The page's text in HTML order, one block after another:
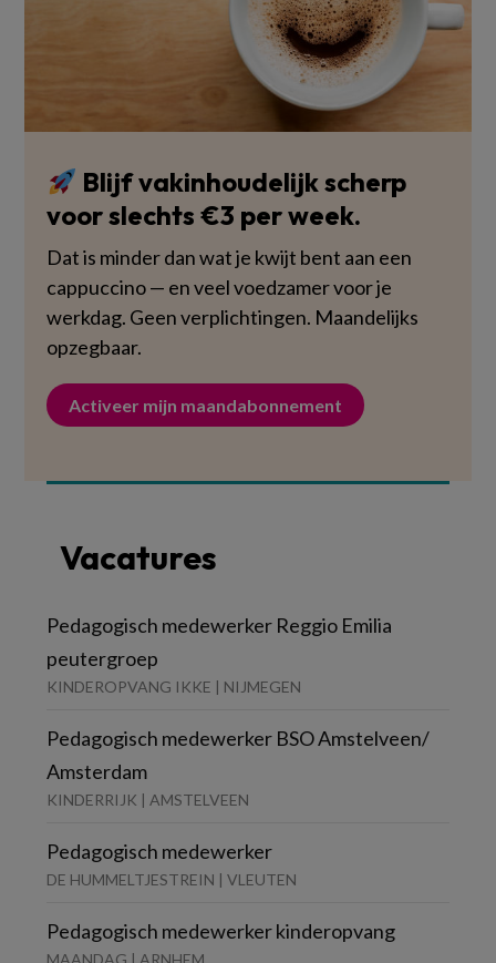
Blijf vakinhoudelijk scherp
voor slechts €3 per week.
Dat is minder dan wat je kwijt bent aan een
cappuccino — en veel voedzamer voor je
werkdag. Geen verplichtingen. Maandelijks
opzegbaar.
Activeer mijn maandabonnement
Vacatures
Pedagogisch medewerker Reggio Emilia
peutergroep
KINDEROPVANG IKKE | NIJMEGEN
Pedagogisch medewerker BSO Amstelveen/
Amsterdam
KINDERRIJK | AMSTELVEEN
Pedagogisch medewerker
DE HUMMELTJESTREIN | VLEUTEN
Pedagogisch medewerker kinderopvang